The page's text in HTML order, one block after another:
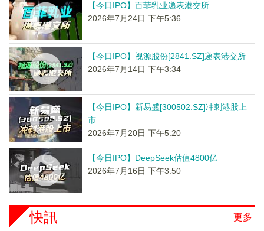
【今日IPO】百菲乳业递表港交所
2026年7月24日 下午5:36
【今日IPO】视源股份[2841.SZ]递表港交所
2026年7月14日 下午3:34
【今日IPO】新易盛[300502.SZ]冲刺港股上
市
2026年7月20日 下午5:20
【今日IPO】DeepSeek估值4800亿
2026年7月16日 下午3:50
更多
快訊